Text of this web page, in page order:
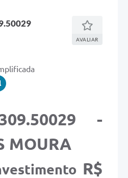
AVALIAR
-
MOURA
R$